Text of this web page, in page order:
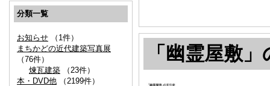
分類一覧
お知らせ （1件）
まちかどの近代建築写真展
（76件）
煉瓦建築 （23件）
本・DVD他 （2199件）
「幽霊屋敷